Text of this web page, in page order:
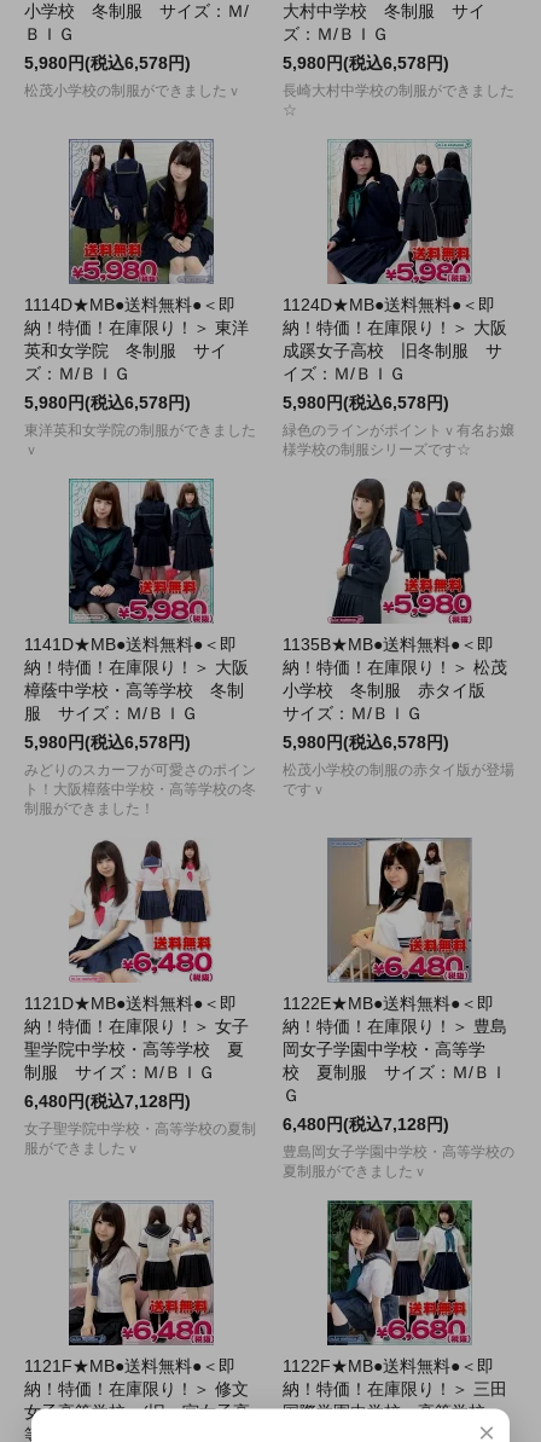
小学校 冬制服 サイズ：Ｍ/
ＢＩＧ
5,980円(税込6,578円)
松茂小学校の制服ができましたｖ
大村中学校 冬制服 サイ
ズ：Ｍ/ＢＩＧ
5,980円(税込6,578円)
長崎大村中学校の制服ができました
☆
1114D★MB●送料無料●＜即
納！特価！在庫限り！＞ 東洋
英和女学院 冬制服 サイ
ズ：Ｍ/ＢＩＧ
5,980円(税込6,578円)
東洋英和女学院の制服ができました
ｖ
1124D★MB●送料無料●＜即
納！特価！在庫限り！＞ 大阪
成蹊女子高校 旧冬制服 サ
イズ：Ｍ/ＢＩＧ
5,980円(税込6,578円)
緑色のラインがポイントｖ有名お嬢
様学校の制服シリーズです☆
1141D★MB●送料無料●＜即
納！特価！在庫限り！＞ 大阪
樟蔭中学校・高等学校 冬制
服 サイズ：Ｍ/ＢＩＧ
5,980円(税込6,578円)
みどりのスカーフが可愛さのポイン
ト！大阪樟蔭中学校・高等学校の冬
制服ができました！
1135B★MB●送料無料●＜即
納！特価！在庫限り！＞ 松茂
小学校 冬制服 赤タイ版
サイズ：Ｍ/ＢＩＧ
5,980円(税込6,578円)
松茂小学校の制服の赤タイ版が登場
ですｖ
1121D★MB●送料無料●＜即
納！特価！在庫限り！＞ 女子
聖学院中学校・高等学校 夏
制服 サイズ：Ｍ/ＢＩＧ
6,480円(税込7,128円)
女子聖学院中学校・高等学校の夏制
服ができましたｖ
1122E★MB●送料無料●＜即
納！特価！在庫限り！＞ 豊島
岡女子学園中学校・高等学
校 夏制服 サイズ：Ｍ/ＢＩ
Ｇ
6,480円(税込7,128円)
豊島岡女子学園中学校・高等学校の
夏制服ができましたｖ
1121F★MB●送料無料●＜即
納！特価！在庫限り！＞ 修文
女子高等学校 (旧一宮女子高
等学校) 夏制服 サイズ：Ｍ/
1122F★MB●送料無料●＜即
納！特価！在庫限り！＞ 三田
国際学園中学校・高等学校
(旧戸板女子) 夏制服 サイ
×